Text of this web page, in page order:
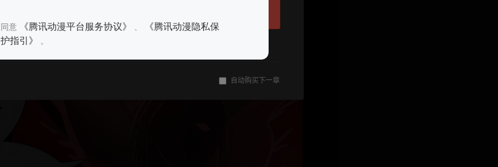
同意 《腾讯动漫平台服务协议》
《腾讯动漫隐私保
护指引》
。